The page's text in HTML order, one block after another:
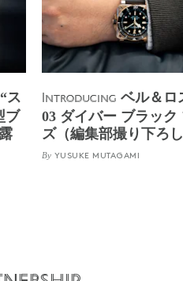
ス
ブ
Introducing ベル＆ロ
03 ダイバー ブラック
ズ（編集部撮り下ろ
By YUSUKE MUTAGAMI